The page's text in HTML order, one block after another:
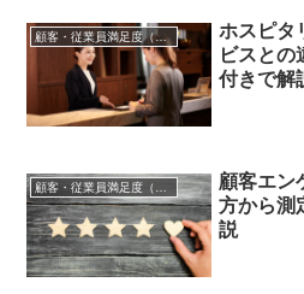
顧客・従業員満足度（CS/ES）
ホスピタ
ビスとの
付きで解
顧客エン
方から測
説